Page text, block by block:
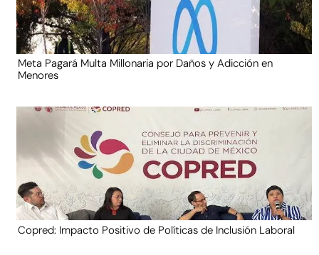
Meta Pagará Multa Millonaria por Daños y Adicción en
Menores
Copred: Impacto Positivo de Políticas de Inclusión Laboral